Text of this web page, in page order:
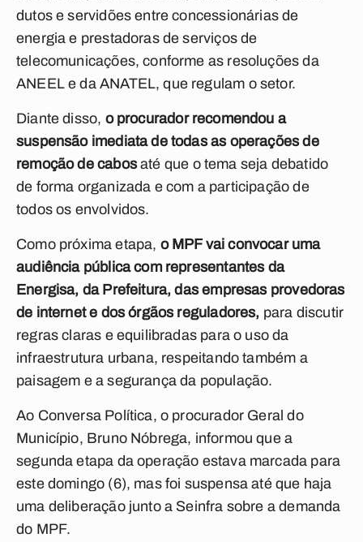
dutos e servidões entre concessionárias de
energia e prestadoras de serviços de
telecomunicações, conforme as resoluções da
ANEEL e da ANATEL, que regulam o setor.
Diante disso, o procurador recomendou a
suspensão imediata de todas as operações de
remoção de cabosaté que o tema seja debatido
de forma organizada e com a participação de
todos os envolvidos.
Como próxima etapa, o MPF vai convocar uma
audiência pública com representantes da
Energisa, da Prefeitura, das empresas provedoras
de internet e dos órgãos reguladores, para discutir
regras claras e equilibradas para o uso da
infraestrutura urbana, respeitando também a
paisagem e a segurança da população.
Ao Conversa Política, o procurador Geral do
Município, Bruno Nóbrega, informou que a
segunda etapa da operação estava marcada para
este domingo (6), mas foi suspensa até que haja
uma deliberação junto a Seinfra sobre a demanda
do MPF.